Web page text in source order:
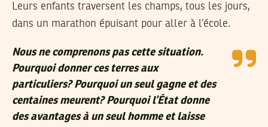
Leurs enfants traversent les champs, tous les jours,
dans un marathon épuisant pour aller à l’école.
Nous ne comprenons pas cette situation.
Pourquoi donner ces terres aux
particuliers? Pourquoi un seul gagne et des
centaines meurent? Pourquoi l’État donne
des avantages à un seul homme et laisse